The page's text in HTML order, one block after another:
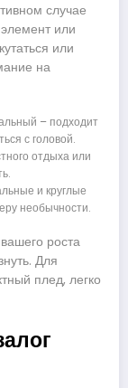
случае
или
или
на
– подходит
с головой.
отдыха или
и круглые
необычности.
роста
Для
плед, легко